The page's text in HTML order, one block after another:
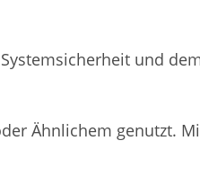
und
Ähnlichem genutzt.